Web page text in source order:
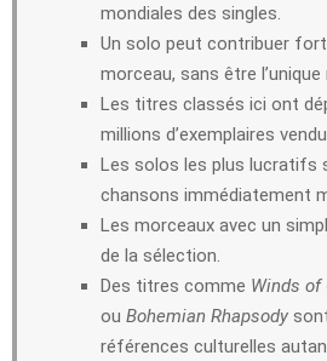
mondiales des singles.
Un solo peut contribuer
morceau, sans être l’unique
Les titres classés ici ont
millions d’exemplaires
Les solos les plus lucratifs
chansons immédiatement
Les morceaux avec un
de la sélection.
Des titres comme Winds of
ou Bohemian Rhapsody
références culturelles